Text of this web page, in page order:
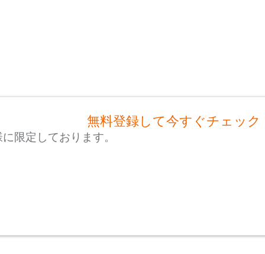
無料登録して今すぐチェック
限定しております。